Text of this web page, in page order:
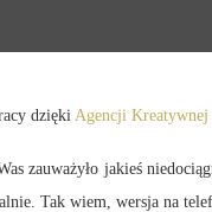
dzięki Agencji Kreatywnej
zauważyło jakieś
Tak wiem, wersja na